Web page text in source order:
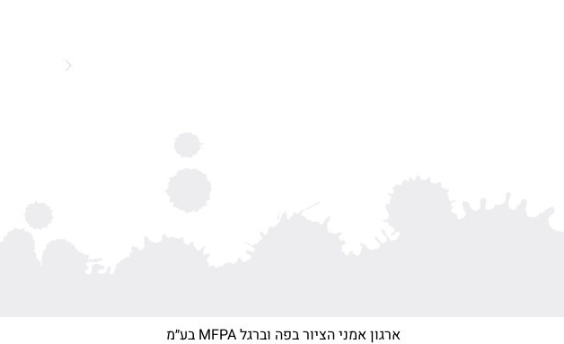
ארגון אמני הציור בפה וברגל MFPA בע״מ